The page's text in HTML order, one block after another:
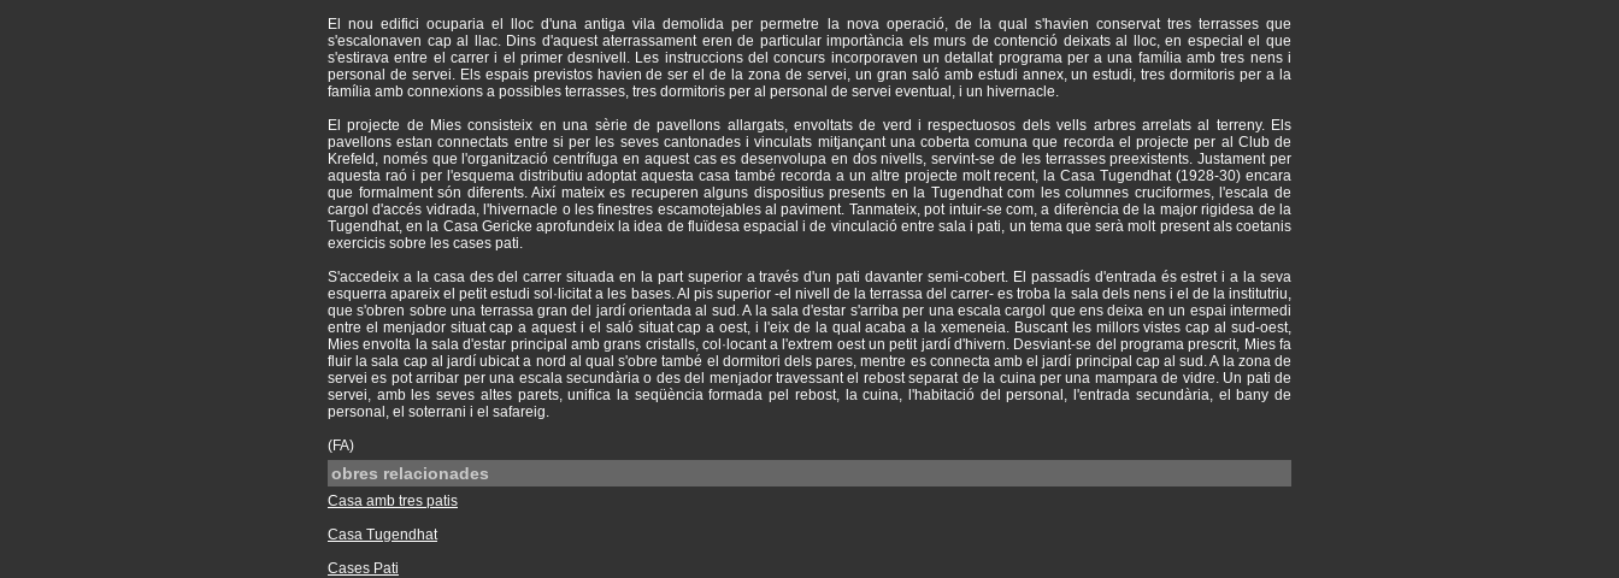
El nou edifici ocuparia el lloc d'una antiga vila demolida per permetre la nova operació, de la qual s'havien conservat tres terrasses que
s'escalonaven cap al llac. Dins d'aquest aterrassament eren de particular importància els murs de contenció deixats al lloc, en especial el que
s'estirava entre el carrer i el primer desnivell. Les instruccions del concurs incorporaven un detallat programa per a una família amb tres nens i
personal de servei. Els espais previstos havien de ser el de la zona de servei, un gran saló amb estudi annex, un estudi, tres dormitoris per a la
família amb connexions a possibles terrasses, tres dormitoris per al personal de servei eventual, i un hivernacle.
El projecte de Mies consisteix en una sèrie de pavellons allargats, envoltats de verd i respectuosos dels vells arbres arrelats al terreny. Els
pavellons estan connectats entre si per les seves cantonades i vinculats mitjançant una coberta comuna que recorda el projecte per al Club de
Krefeld, només que l'organització centrífuga en aquest cas es desenvolupa en dos nivells, servint-se de les terrasses preexistents. Justament per
aquesta raó i per l'esquema distributiu adoptat aquesta casa també recorda a un altre projecte molt recent, la Casa Tugendhat (1928-30) encara
que formalment són diferents. Així mateix es recuperen alguns dispositius presents en la Tugendhat com les columnes cruciformes, l'escala de
cargol d'accés vidrada, l'hivernacle o les finestres escamotejables al paviment. Tanmateix, pot intuir-se com, a diferència de la major rigidesa de la
Tugendhat, en la Casa Gericke aprofundeix la idea de fluïdesa espacial i de vinculació entre sala i pati, un tema que serà molt present als coetanis
exercicis sobre les cases pati.
S'accedeix a la casa des del carrer situada en la part superior a través d'un pati davanter semi-cobert. El passadís d'entrada és estret i a la seva
esquerra apareix el petit estudi sol·licitat a les bases. Al pis superior -el nivell de la terrassa del carrer- es troba la sala dels nens i el de la institutriu,
que s'obren sobre una terrassa gran del jardí orientada al sud. A la sala d'estar s'arriba per una escala cargol que ens deixa en un espai intermedi
entre el menjador situat cap a aquest i el saló situat cap a oest, i l'eix de la qual acaba a la xemeneia. Buscant les millors vistes cap al sud-oest,
Mies envolta la sala d'estar principal amb grans cristalls, col·locant a l'extrem oest un petit jardí d'hivern. Desviant-se del programa prescrit, Mies fa
fluir la sala cap al jardí ubicat a nord al qual s'obre també el dormitori dels pares, mentre es connecta amb el jardí principal cap al sud. A la zona de
servei es pot arribar per una escala secundària o des del menjador travessant el rebost separat de la cuina per una mampara de vidre. Un pati de
servei, amb les seves altes parets, unifica la seqüència formada pel rebost, la cuina, l'habitació del personal, l'entrada secundària, el bany de
personal, el soterrani i el safareig.
(FA)
obres relacionades
Casa amb tres patis
Casa Tugendhat
Cases Pati